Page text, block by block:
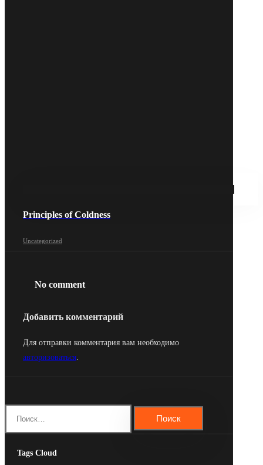
Principles of Coldness
Uncategorized
No comment
Добавить комментарий
Для отправки комментария вам необходимо
авторизоваться
Tags Cloud